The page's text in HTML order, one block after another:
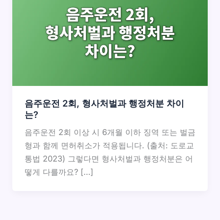
음주운전 2회, 형사처벌과 행정처분 차이
는?
음주운전 2회 이상 시 6개월 이하 징역 또는 벌금
형과 함께 면허취소가 적용됩니다. (출처: 도로교
통법 2023) 그렇다면 형사처벌과 행정처분은 어
떻게 다를까요? […]